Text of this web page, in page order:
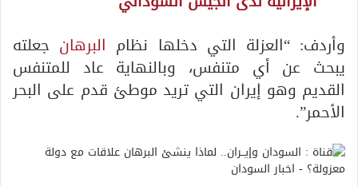
وأردف: “العزلة التي دخلها نظام البرهان جعلته
يبحث عن أي متنفس، وبالنهاية عاد للمتنفس
القديم وهو إيران التي تريد موطئ قدم على البحر
الأحمر”.